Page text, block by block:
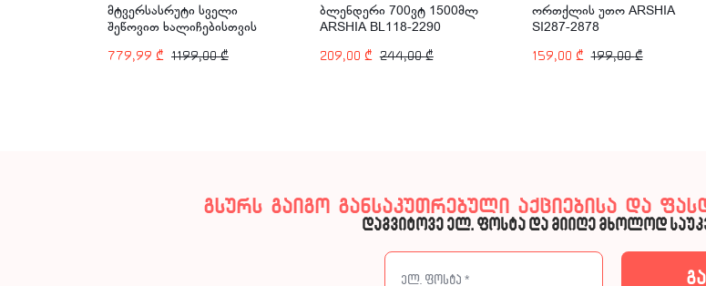
მტვერსასრუტი სველი
შეწოვით ხალიჩებისთვის
779,99 ₾ 1199,00₾
ბლენდერი 700ვტ 1500მლ
ARSHIA BL118-2290
209,00 ₾ 244,00₾
ორთქლის უთო ARSHIA
SI287-2878
159,00 ₾ 199,00₾
გსურს გაიგო განსაკუთრებული აქციებისა და
დაგვიტოვე ელ. ფოსტა და მიიღე მხოლოდ